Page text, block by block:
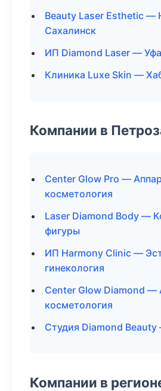
Beauty Laser Esthetic
Сахалинск
ИП Diamond Laser — Уфа
Клиника Luxe Skin —
Компании в
Center Glow Pro —
косметология
Laser Diamond Body —
фигуры
ИП Harmony Clinic —
гинекология
Center Glow Diamond —
косметология
Студия Diamond
Компании в